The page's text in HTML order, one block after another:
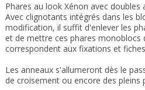
Phares au look Xénon avec doubles
Avec clignotants intégrés dans les
modification, il suffit d'enlever les
et de mettre ces phares monoblocs
correspondent aux fixations et
Les anneaux s'allumeront dès le
de croisement ou encore des pleins